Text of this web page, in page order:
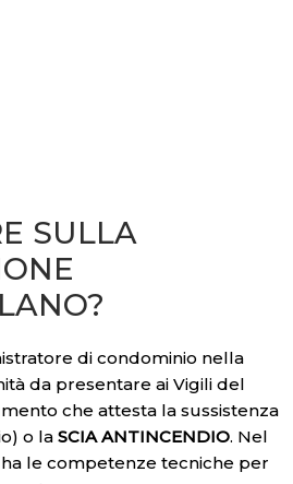
SULLA
di condominio nella
da presentare ai Vigili del
che attesta la sussistenza
o la SCIA ANTINCENDIO. Nel
ha le competenze tecniche per